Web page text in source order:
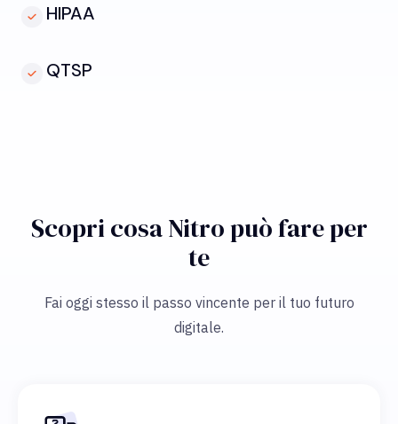
HIPAA
QTSP
Scopri cosa Nitro può fare per
te
Fai oggi stesso il passo vincente per il tuo futuro
digitale.